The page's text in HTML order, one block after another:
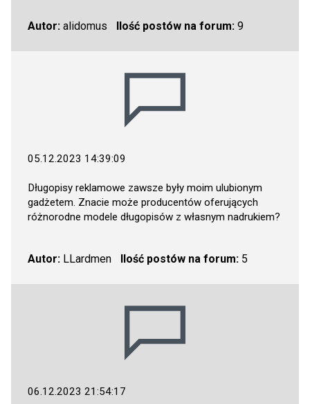
Autor: alidomus Ilość postów na forum:9
05.12.2023 14:39:09
Długopisy reklamowe zawsze były moim ulubionym
gadżetem. Znacie może producentów oferujących
różnorodne modele długopisów z własnym nadrukiem?
Autor: LLardmen Ilość postów na forum:5
06.12.2023 21:54:17